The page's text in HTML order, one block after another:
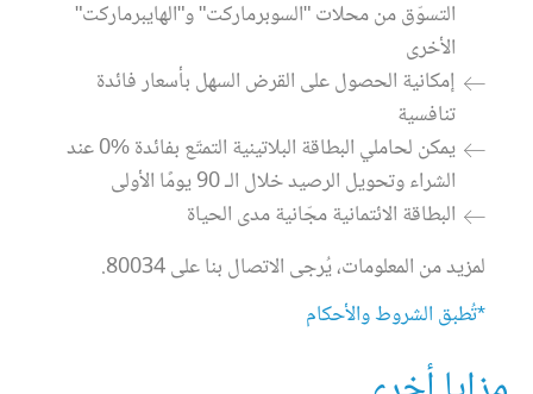
التسوّق من محلات "السوبرماركت" و"الهايبرماركت"
الأخرى
إمكانية الحصول على القرض السهل بأسعار فائدة
تنافسية
يمكن لحاملي البطاقة البلاتينية التمتّع بفائدة %0 عند
الشراء وتحويل الرصيد خلال الـ 90 يومًا الأولى
البطاقة الائتمانية مجّانية مدى الحياة
لمزيد من المعلومات، يُرجى الاتصال بنا على 80034.
*تُطبق الشروط والأحكام